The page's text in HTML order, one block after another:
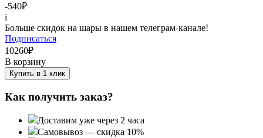
-540₽
i
Больше скидок на шары в нашем телеграм-канале!
Подписаться
10260₽
В корзину
Купить в 1 клик
Как получить заказ?
Доставим уже через 2 часа
Самовывоз — скидка 10%